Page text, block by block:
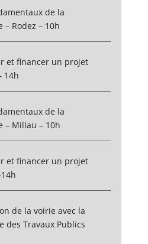
de la
Rodez – 10h
et financer un projet
14h
de la
– Millau – 10h
et financer un projet
de la voirie avec la
des Travaux Publics